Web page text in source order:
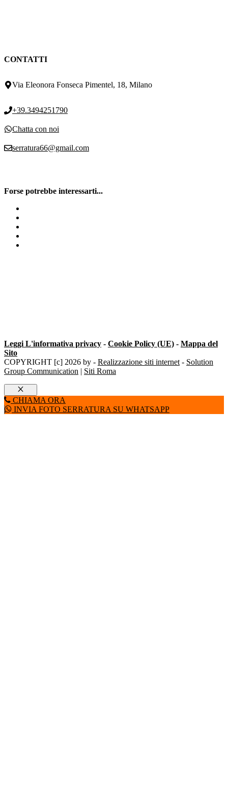
CONTATTI
Via Eleonora Fonseca Pimentel, 18, Milano
+39.3494251790
Chatta con noi
serratura66@gmail.com
Forse potrebbe interessarti...
Leggi L'informativa privacy - Cookie Policy (UE) - Mappa del
Sito
COPYRIGHT [c] 2026 by - Realizzazione siti internet - Solution
Group Communication | Siti Roma
Chiudi
CHIAMA ORA
INVIA FOTO SERRATURA SU WHATSAPP